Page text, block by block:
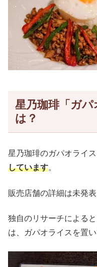
星乃珈琲「ガ
は？
星乃珈琲のガパオライ
しています。
販売店舗の詳細は未発表
独自のリサーチによると
は、ガパオライスを置